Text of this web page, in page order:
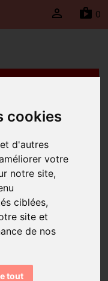
cookies
d'autres
votre
notre site,
ciblées,
site et
de nos
tout
0

on Monday, May
cowrie necklace